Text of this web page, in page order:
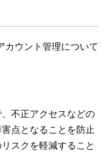
カウント管理について
不正アクセスなどの
点となることを防止
スクを軽減すること